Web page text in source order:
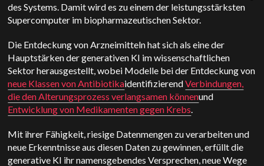
des Systems. Damit wird es zu einem der leistungsstärksten
Supercomputer im biopharmazeutischen Sektor.
Die Entdeckung von Arzneimitteln hat sich als eine der
Hauptstärken der generativen KI im wissenschaftlichen
Sektor herausgestellt, wobei Modelle bei der Entdeckung von
neue Klassen von AntibiotikaidentifizierendVerbindungen,
die den Alterungsprozess verlangsamen könnenund
Entwicklung von Medikamenten gegen Krebs
Mit ihrer Fähigkeit, riesige Datenmengen zu verarbeiten und
neue Erkenntnisse aus diesen Daten zu gewinnen, erfüllt die
generative KI ihr namensgebendes Versprechen, neue Wege